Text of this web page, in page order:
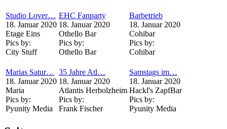
Studio Lover…
18. Januar 2020
Etage Eins
Pics by:
City Stuff
EHC Fanparty
18. Januar 2020
Othello Bar
Pics by:
Othello Bar
Barbetrieb
18. Januar 2020
Cohibar
Pics by:
Cohibar
Marias Satur…
18. Januar 2020
Maria
Pics by:
Pyunity Media
35 Jahre Atl…
18. Januar 2020
Atlantis Herbolzheim
Pics by:
Frank Fischer
Samstags im…
18. Januar 2020
Hackl's ZapfBar
Pics by:
Pyunity Media